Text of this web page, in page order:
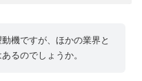
機ですが、ほかの業界と
るのでしょうか。